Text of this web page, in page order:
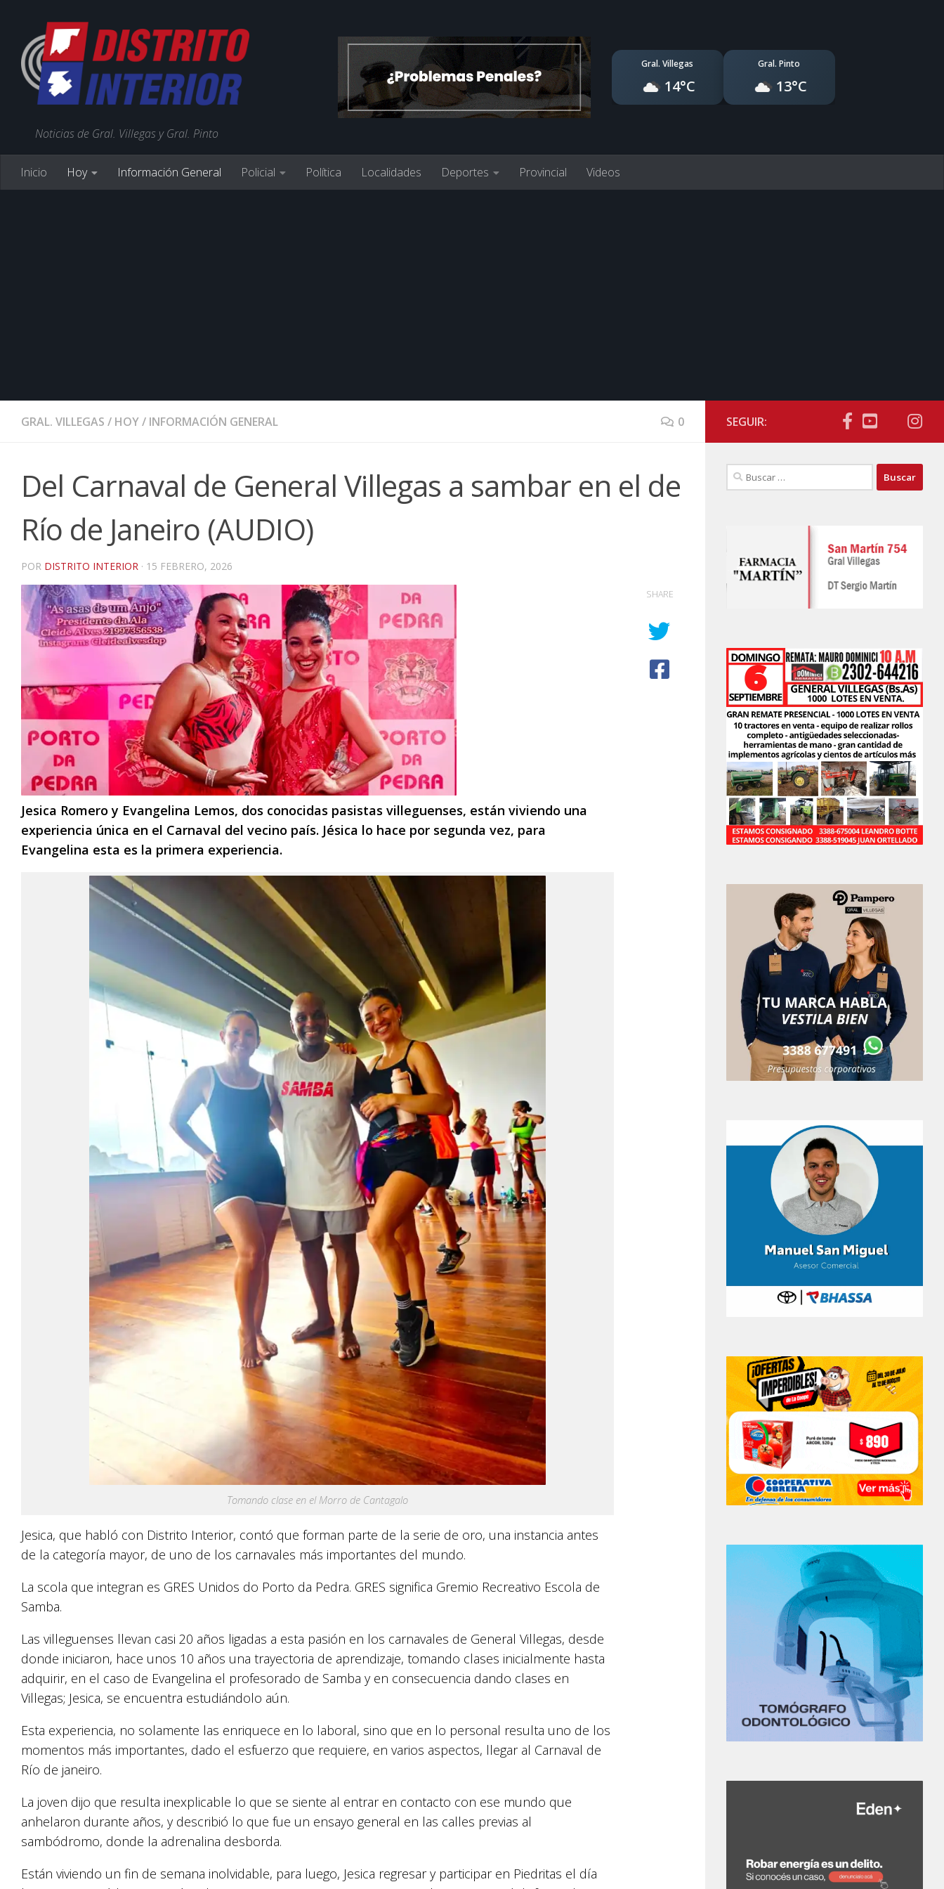
Noticias de Gral. Villegas y Gral. Pinto
Gral. Villegas
14°C
Gral. Pinto
13°C
Inicio Hoy Información General Policial Política Localidades Deportes Provincial Videos
GRAL. VILLEGAS / HOY/ INFORMACIÓN GENERAL 0
Del Carnaval de General Villegas a sambar en el de
Río de Janeiro (AUDIO)
POR DISTRITO INTERIOR · 15 FEBRERO, 2026
Jesica Romero y Evangelina Lemos, dos conocidas pasistas villeguenses, están viviendo una
experiencia única en el Carnaval del vecino país. Jésica lo hace por segunda vez, para
Evangelina esta es la primera experiencia.
Tomando clase en el Morro de Cantagalo
Jesica, que habló con Distrito Interior, contó que forman parte de la serie de oro, una instancia antes
de la categoría mayor, de uno de los carnavales más importantes del mundo.
La scola que integran es GRES Unidos do Porto da Pedra. GRES significa Gremio Recreativo Escola de
Samba.
Las villeguenses llevan casi 20 años ligadas a esta pasión en los carnavales de General Villegas, desde
donde iniciaron, hace unos 10 años una trayectoria de aprendizaje, tomando clases inicialmente hasta
adquirir, en el caso de Evangelina el profesorado de Samba y en consecuencia dando clases en
Villegas; Jesica, se encuentra estudiándolo aún.
Esta experiencia, no solamente las enriquece en lo laboral, sino que en lo personal resulta uno de los
momentos más importantes, dado el esfuerzo que requiere, en varios aspectos, llegar al Carnaval de
Río de janeiro.
La joven dijo que resulta inexplicable lo que se siente al entrar en contacto con ese mundo que
anhelaron durante años, y describió lo que fue un ensayo general en las calles previas al
sambódromo, donde la adrenalina desborda.
Están viviendo un fin de semana inolvidable, para luego, Jesica regresar y participar en Piedritas el día
SHARE
SEGUIR:
Buscar: